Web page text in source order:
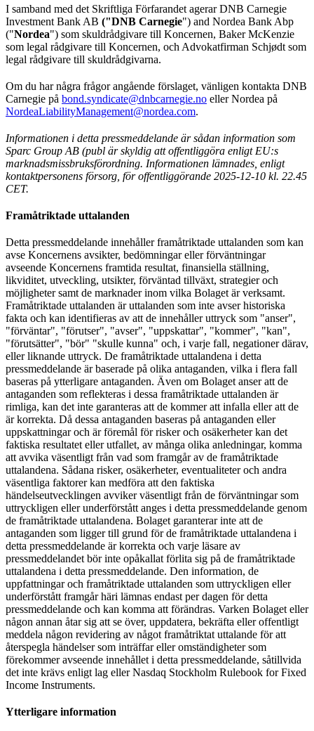
I samband med det Skriftliga Förfarandet agerar DNB Carnegie
Investment Bank AB ("DNB Carnegie") and Nordea Bank Abp
("Nordea") som skuldrådgivare till Koncernen, Baker McKenzie
som legal rådgivare till Koncernen, och Advokatfirman Schjødt som
legal rådgivare till skuldrådgivarna.
Om du har några frågor angående förslaget, vänligen kontakta DNB
Carnegie på bond.syndicate@dnbcarnegie.no eller Nordea på
NordeaLiabilityManagement@nordea.com.
Informationen i detta pressmeddelande är sådan information som
Sparc Group AB (publ är skyldig att offentliggöra enligt EU:s
marknadsmissbruksförordning. Informationen lämnades, enligt
kontaktpersonens försorg, för offentliggörande 2025-12-10 kl. 22.45
CET.
Framåtriktade uttalanden
Detta pressmeddelande innehåller framåtriktade uttalanden som kan
avse Koncernens avsikter, bedömningar eller förväntningar
avseende Koncernens framtida resultat, finansiella ställning,
likviditet, utveckling, utsikter, förväntad tillväxt, strategier och
möjligheter samt de marknader inom vilka Bolaget är verksamt.
Framåtriktade uttalanden är uttalanden som inte avser historiska
fakta och kan identifieras av att de innehåller uttryck som "anser",
"förväntar", "förutser", "avser", "uppskattar", "kommer", "kan",
"förutsätter", "bör" "skulle kunna" och, i varje fall, negationer därav,
eller liknande uttryck. De framåtriktade uttalandena i detta
pressmeddelande är baserade på olika antaganden, vilka i flera fall
baseras på ytterligare antaganden. Även om Bolaget anser att de
antaganden som reflekteras i dessa framåtriktade uttalanden är
rimliga, kan det inte garanteras att de kommer att infalla eller att de
är korrekta. Då dessa antaganden baseras på antaganden eller
uppskattningar och är föremål för risker och osäkerheter kan det
faktiska resultatet eller utfallet, av många olika anledningar, komma
att avvika väsentligt från vad som framgår av de framåtriktade
uttalandena. Sådana risker, osäkerheter, eventualiteter och andra
väsentliga faktorer kan medföra att den faktiska
händelseutvecklingen avviker väsentligt från de förväntningar som
uttryckligen eller underförstått anges i detta pressmeddelande genom
de framåtriktade uttalandena. Bolaget garanterar inte att de
antaganden som ligger till grund för de framåtriktade uttalandena i
detta pressmeddelande är korrekta och varje läsare av
pressmeddelandet bör inte opåkallat förlita sig på de framåtriktade
uttalandena i detta pressmeddelande. Den information, de
uppfattningar och framåtriktade uttalanden som uttryckligen eller
underförstått framgår häri lämnas endast per dagen för detta
pressmeddelande och kan komma att förändras. Varken Bolaget eller
någon annan åtar sig att se över, uppdatera, bekräfta eller offentligt
meddela någon revidering av något framåtriktat uttalande för att
återspegla händelser som inträffar eller omständigheter som
förekommer avseende innehållet i detta pressmeddelande, såtillvida
det inte krävs enligt lag eller Nasdaq Stockholm Rulebook for Fixed
Income Instruments.
Ytterligare information